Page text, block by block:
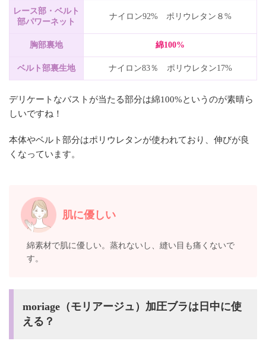
レース部・ベルト
部パワーネット
ナイロン92% ポリウレタン８%
胸部裏地 綿100%
ベルト部裏生地 ナイロン83％ ポリウレタン17%
デリケートなバストが当たる部分は綿100%というのが素晴ら
しいですね！
本体やベルト部分はポリウレタンが使われており、伸びが良
くなっています。
肌に優しい
綿素材で肌に優しい。蒸れないし、縫い目も痛くないで
す。
moriage（モリアージュ）加圧ブラは日中に使
える？